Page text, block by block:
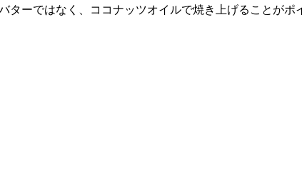
ーではなく、ココナッツオイルで焼き上げることがポ